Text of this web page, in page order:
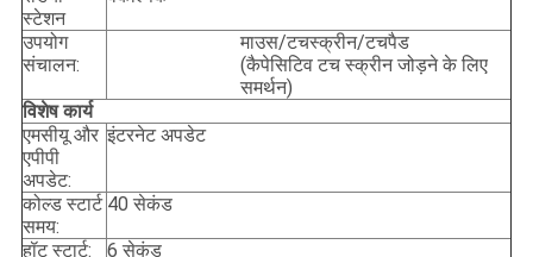
स्टेशन
उपयोग
संचालन:
माउस/टचस्क्रीन/टचपैड
(कैपेसिटिव टच स्क्रीन जोड़ने के लिए
समर्थन)
विशेष कार्य
एमसीयू और
एपीपी
अपडेट:
इंटरनेट अपडेट
कोल्ड स्टार्ट
समय:
40 सेकंड
हॉट स्टार्ट:
6 सेकंड